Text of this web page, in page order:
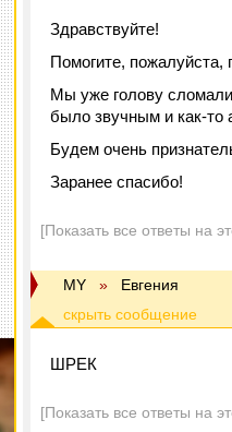
Здравствуйте!
Помогите, пожалуйста,
Мы уже голову
было звучным и как-то
Будем очень
Заранее спасибо!
[Показать все ответы на
МY » Евгения
ШРЕК
[Показать все ответы на